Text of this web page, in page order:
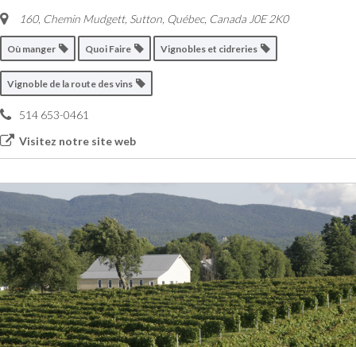
160, Chemin Mudgett, Sutton Québec, Canada J0E 2K0
Où manger Quoi Faire Vignobles et cidreries
Vignoble de la route des vins
514 653-0461
Visitez notre site web